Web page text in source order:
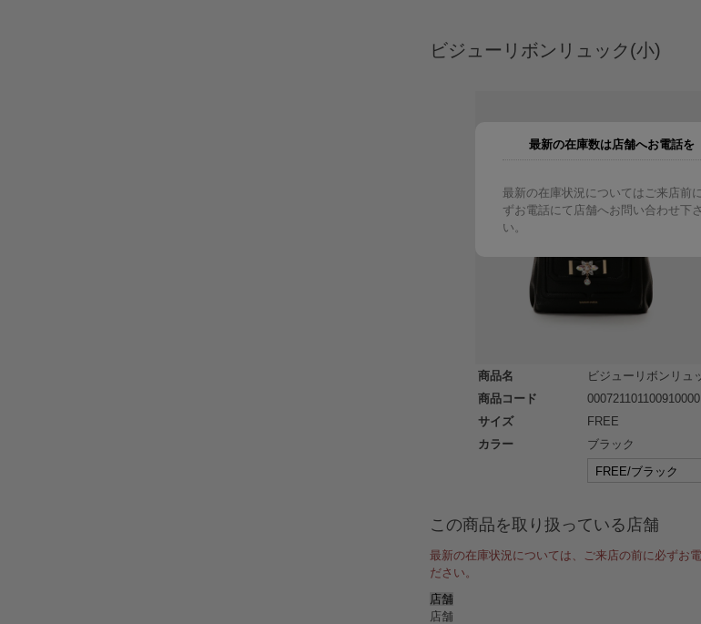
ビジューリボンリュック(小)
商品名
ビジューリボンリュ
商品コード
000721101100910000
サイズ
FREE
カラー
ブラック
この商品を取り扱っている店舗
最新の在庫状況については、ご来店の前に必ずお
ださい。
店舗
店舗
最新の在庫数は店舗へお電話を
最新の在庫状況についてはご来店前
ずお電話にて店舗へお問い合わせ下さ
い。